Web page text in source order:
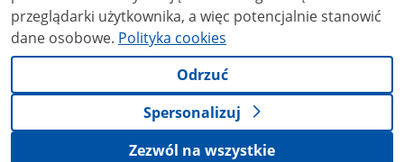
przeglądarki użytkownika, a więc potencjalnie stanowić
dane osobowe. Polityka cookies
Odrzuć
Spersonalizuj
Zezwól na wszystkie